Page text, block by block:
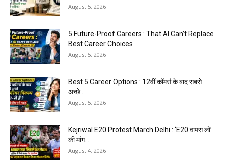
August 5, 2026
5 Future-Proof Careers : That AI Can’t Replace
Best Career Choices
August 5, 2026
Best 5 Career Options : 12वीं कॉमर्स के बाद सबसे
अच्छे...
August 5, 2026
Kejriwal E20 Protest March Delhi : ‘E20 वापस लो’
की मांग...
August 4, 2026